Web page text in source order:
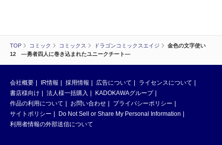
TOP コミック コミックス ドラゴンコミックスエイジ
金色の文字使い
12 ―勇者四人に巻き込まれたユニークチート―
会社概要 IR情報 採用情報 広告について
ライセンスについて
書店様向け
法人様一括購入
KADOKAWAグループ
作品の利用について
お問い合わせ
プライバシーポリシー
サイトポリシー
Do Not Sell or Share My Personal Information
利用者情報の外部送信について